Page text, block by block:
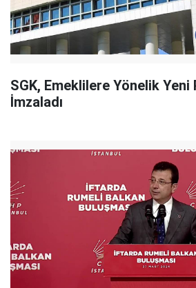
SGK, Emeklilere Yönelik
İmzaladı